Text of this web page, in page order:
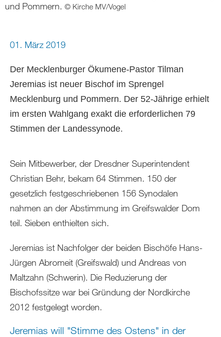
und Pommern. © Kirche MV/Vogel
01. März 2019
Der Mecklenburger Ökumene-Pastor Tilman
Jeremias ist neuer Bischof im Sprengel
Mecklenburg und Pommern. Der 52-Jährige erhielt
im ersten Wahlgang exakt die erforderlichen 79
Stimmen der Landessynode.
Sein Mitbewerber, der Dresdner Superintendent
Christian Behr, bekam 64 Stimmen. 150 der
gesetzlich festgeschriebenen 156 Synodalen
nahmen an der Abstimmung im Greifswalder Dom
teil. Sieben enthielten sich.
Jeremias ist Nachfolger der beiden Bischöfe Hans-
Jürgen Abromeit (Greifswald) und Andreas von
Maltzahn (Schwerin). Die Reduzierung der
Bischofssitze war bei Gründung der Nordkirche
2012 festgelegt worden.
Jeremias will "Stimme des Ostens" in der